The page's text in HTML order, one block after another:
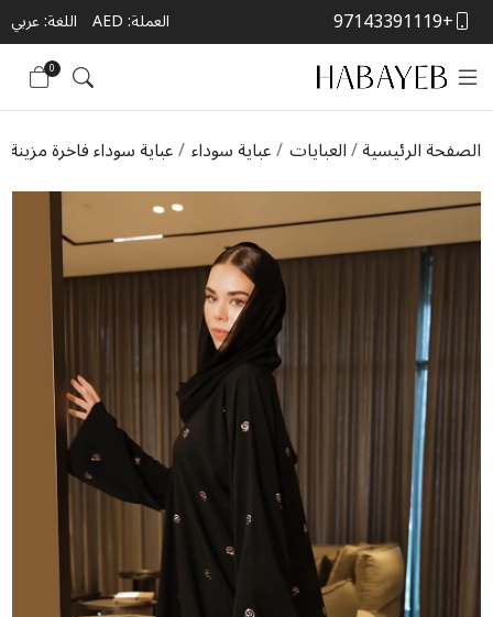
+97143391119 العملة:AED اللغة: عربي
0
الصفحة الرئيسية العبايات عباية سوداء عباية سوداء فاخرة